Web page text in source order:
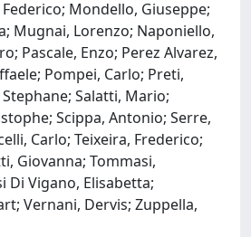
Mondello, Giuseppe;
Mugnai, Lorenzo; Naponiello,
Pascale, Enzo; Perez Alvarez,
Pompei, Carlo; Preti,
Salatti, Mario;
Scippa, Antonio; Serre,
Carlo; Teixeira, Frederico;
Giovanna; Tommasi,
Di Vigano, Elisabetta;
Vernani, Dervis; Zuppella,